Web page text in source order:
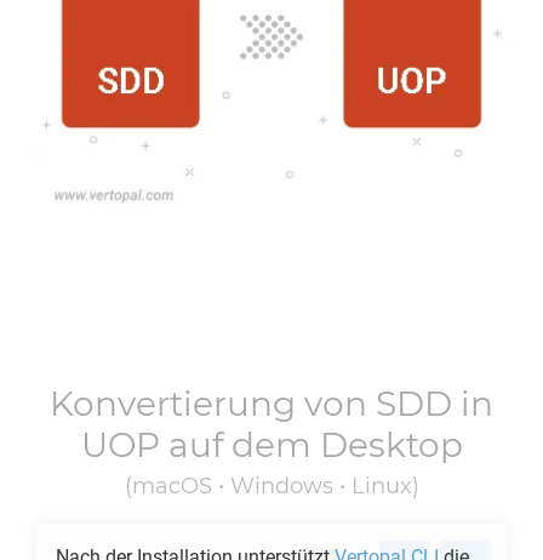
Konvertierung von SDD in
UOP auf dem Desktop
(macOS • Windows • Linux)